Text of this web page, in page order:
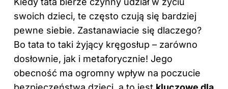
swoich dzieci, te często czują się bardziej
pewne siebie. Zastanawiacie się dlaczego?
Bo tata to taki żyjący kręgosłup – zarówno
dosłownie, jak i metaforycznie! Jego
obecność ma ogromny wpływ na poczucie